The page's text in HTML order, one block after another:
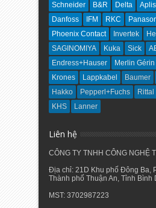
Schneider
B&R Delta
Danfoss
IFM RKC
Phoenix Contact
Invertek
SAGINOMIYA
Kuka Sick
Endress+Hauser
Merlin Gérin
Krones
Lappkabel Baumer
Hakko
Pepperl+Fuchs Rittal
KHS
Lanner
Liên hệ
CÔNG TY TNHH CÔNG NGHỆ
Địa chỉ: 21D Khu phố Đông Ba,
Thành phố Thuận An, Tỉnh Bình
MST: 3702987223